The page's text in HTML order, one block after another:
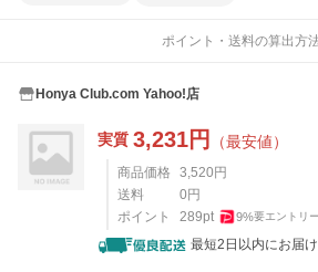
ポイント・送料の算出方
Honya Club.com Yahoo!店
実質 3,231円 （最安値）
商品価格 3,520 円
送料
0 円
ポイント
289pt 9%要エントリー
最短2日以内にお届